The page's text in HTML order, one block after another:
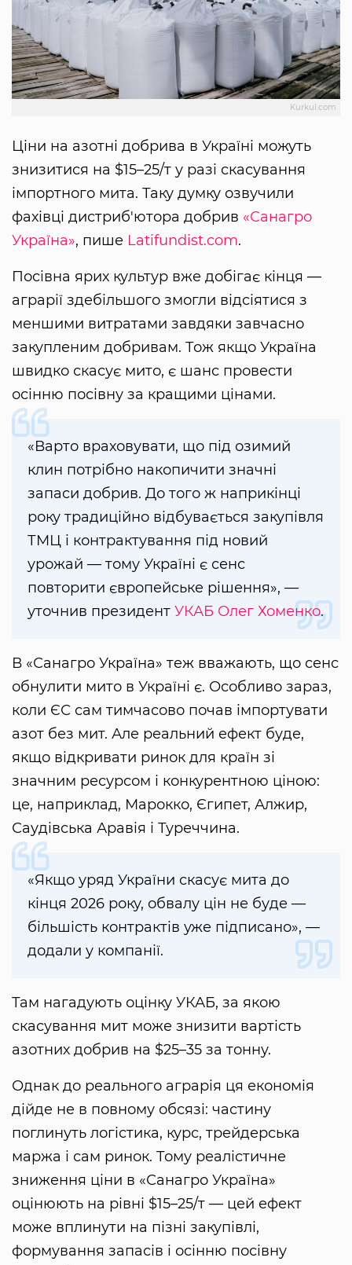
Kurkul.com
Ціни на азотні добрива в Україні можуть
знизитися на $15–25/т у разі скасування
імпортного мита. Таку думку озвучили
фахівці дистриб'ютора добрив «Санагро
Україна», пише Latifundist.com.
Посівна ярих культур вже добігає кінця —
аграрії здебільшого змогли відсіятися з
меншими витратами завдяки завчасно
закупленим добривам. Тож якщо Україна
швидко скасує мито, є шанс провести
осінню посівну за кращими цінами.
«Варто враховувати, що під озимий
клин потрібно накопичити значні
запаси добрив. До того ж наприкінці
року традиційно відбувається закупівля
ТМЦ і контрактування під новий
урожай — тому Україні є сенс
повторити європейське рішення», —
уточнив президент УКАБ Олег Хоменко.
В «Санагро Україна» теж вважають, що сенс
обнулити мито в Україні є. Особливо зараз,
коли ЄС сам тимчасово почав імпортувати
азот без мит. Але реальний ефект буде,
якщо відкривати ринок для країн зі
значним ресурсом і конкурентною ціною:
це, наприклад, Марокко, Єгипет, Алжир,
Саудівська Аравія і Туреччина.
«Якщо уряд України скасує мита до
кінця 2026 року, обвалу цін не буде —
більшість контрактів уже підписано», —
додали у компанії.
Там нагадують оцінку УКАБ, за якою
скасування мит може знизити вартість
азотних добрив на $25–35 за тонну.
Однак до реального аграрія ця економія
дійде не в повному обсязі: частину
поглинуть логістика, курс, трейдерська
маржа і сам ринок. Тому реалістичне
зниження ціни в «Санагро Україна»
оцінюють на рівні $15–25/т — цей ефект
може вплинути на пізні закупівлі,
формування запасів і осінню посівну